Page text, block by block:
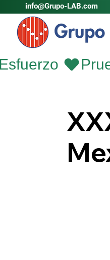
info@Grupo-LAB.com